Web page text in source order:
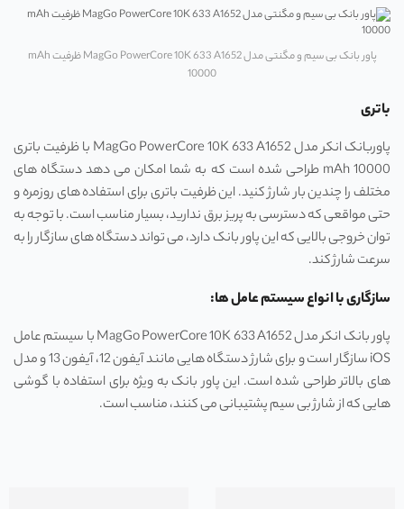
پاور بانک بی سیم و مگنتی مدل MagGo PowerCore 10K 633 A1652 ظرفیت mAh
10000
باتری
پاوربانک انکر مدل MagGo PowerCore 10K 633 A1652 با ظرفیت باتری
mAh 10000 طراحی شده است که به شما امکان می ‌دهد دستگاه ‌های
مختلف را چندین بار شارژ کنید. این ظرفیت باتری برای استفاده ‌های روزمره و
حتی مواقعی که دسترسی به پریز برق ندارید، بسیار مناسب است. با توجه به
توان خروجی بالایی که این پاور بانک دارد، می ‌تواند دستگاه‌ های سازگار را به
سرعت شارژ کند.
سازگاری با انواع سیستم عامل ها:
پاور بانک انکر مدل MagGo PowerCore 10K 633 A1652 با سیستم‌ عامل
iOS سازگار است و برای شارژ دستگاه‌ هایی مانند آیفون 12، آیفون 13 و مدل
‌های بالاتر طراحی شده است. این پاور بانک به‌ ویژه برای استفاده با گوشی
‌هایی که از شارژ بی ‌سیم پشتیبانی می‌ کنند، مناسب است.